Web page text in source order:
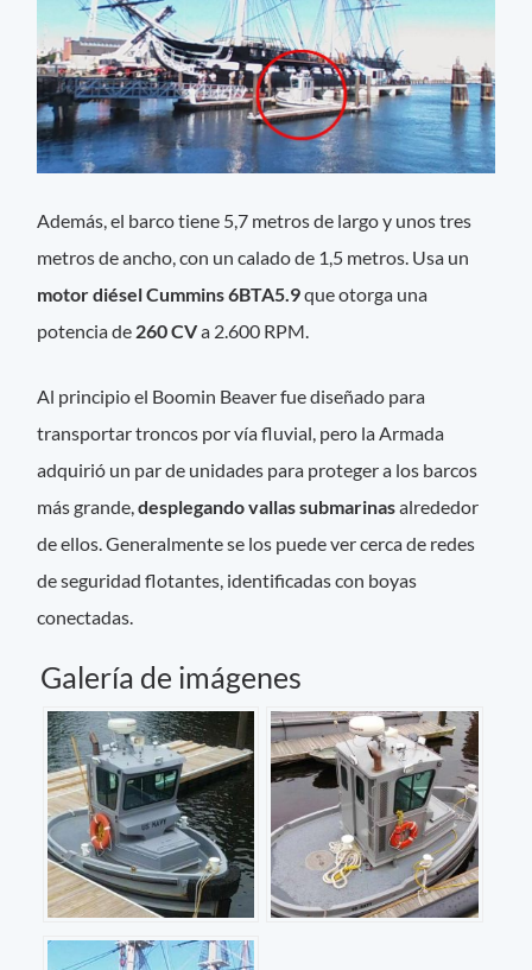
Además, el barco tiene 5,7 metros de largo y unos tres
metros de ancho, con un calado de 1,5 metros. Usa un
motor diésel Cummins 6BTA5.9que otorga una
potencia de 260 CVa 2.600 RPM.
Al principio el Boomin Beaver fue diseñado para
transportar troncos por vía fluvial, pero la Armada
adquirió un par de unidades para proteger a los barcos
más grande,desplegando vallas submarinasalrededor
de ellos. Generalmente se los puede ver cerca de redes
de seguridad flotantes, identificadas con boyas
conectadas.
Galería de imágenes